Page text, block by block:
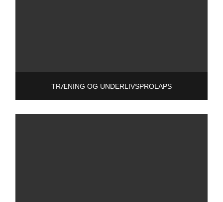
TRÆNING OG UNDERLIVSPROLAPS